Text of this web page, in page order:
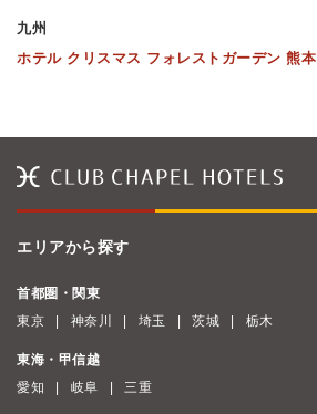
九州
ホテル クリスマス フォレストガーデン 熊本
エリアから探す
首都圏・関東
東京
神奈川 埼玉 茨城 栃木
東海・甲信越
愛知
岐阜 三重